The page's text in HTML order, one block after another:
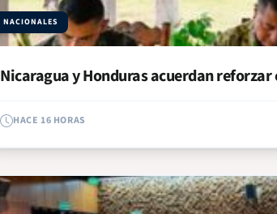
NACIONALES
Nicaragua y Honduras acuerdan
HACE 16 HORAS